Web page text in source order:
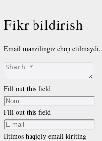
Fikr bildirish
Email manzilingiz chop etilmaydi.
Fill out this field
Fill out this field
Iltimos haqiqiy email kiriting